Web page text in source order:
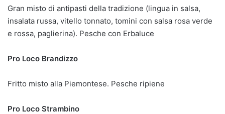
Gran misto di antipasti della tradizione (lingua in salsa,
insalata russa, vitello tonnato, tomini con salsa rosa verde
e rossa, paglierina). Pesche con Erbaluce
Pro Loco Brandizzo
Fritto misto alla Piemontese. Pesche ripiene
Pro Loco Strambino